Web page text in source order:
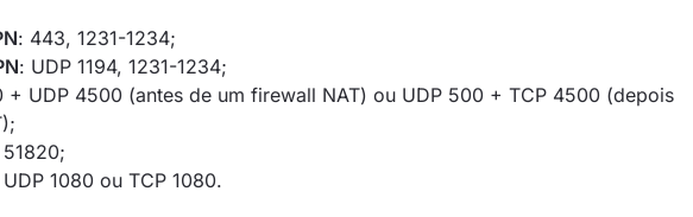
: 443, 1231-1234;
: UDP 1194, 1231-1234;
+ UDP 4500 (antes de um firewall NAT) ou UDP 500 + TCP 4500 (depois
1080 ou TCP 1080.